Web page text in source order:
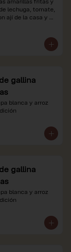
lechuga, tomate,
ají de la casa y
expresados en
de ley y
gallina
blanca y arroz
expresados en
de ley y
gallina
blanca y arroz
expresados en
de ley y